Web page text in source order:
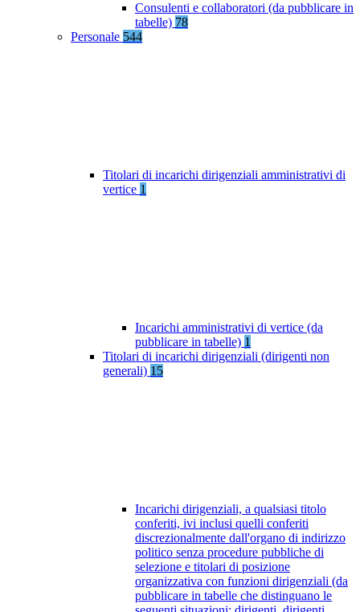
Consulenti e collaboratori (da pubblicare in
tabelle) 78
Personale 544
Titolari di incarichi dirigenziali amministrativi di
vertice 1
Incarichi amministrativi di vertice (da
pubblicare in tabelle) 1
Titolari di incarichi dirigenziali (dirigenti non
generali) 15
Incarichi dirigenziali, a qualsiasi titolo
conferiti, ivi inclusi quelli conferiti
discrezionalmente dall'organo di indirizzo
politico senza procedure pubbliche di
selezione e titolari di posizione
organizzativa con funzioni dirigenziali (da
pubblicare in tabelle che distinguano le